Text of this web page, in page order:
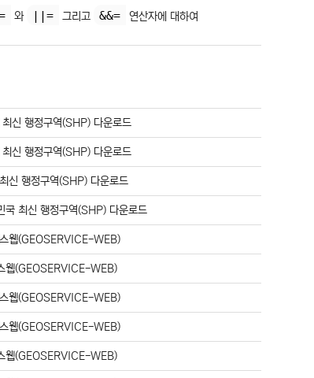
와 ||= 그리고 &&= 연산자에 대하여
최신 행정구역(SHP) 다운로드
최신 행정구역(SHP) 다운로드
신 행정구역(SHP) 다운로드
국 최신 행정구역(SHP) 다운로드
웹(GEOSERVICE-WEB)
웹(GEOSERVICE-WEB)
웹(GEOSERVICE-WEB)
웹(GEOSERVICE-WEB)
웹(GEOSERVICE-WEB)